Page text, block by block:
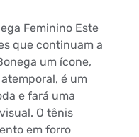
Feminino Este
que continuam a
um ícone,
é um
e fará uma
O tênis
em forro